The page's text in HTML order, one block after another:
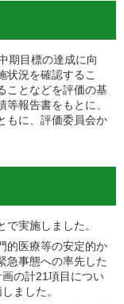
期目標の達成に向
状況を確認するこ
ことなどを評価の基
報告書をもとに、
もに、評価委員会か
実施しました。
的医療等の安定的か
急事態への率先した
の計21項目につい
ました。